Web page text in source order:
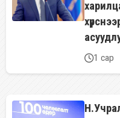
1 сар